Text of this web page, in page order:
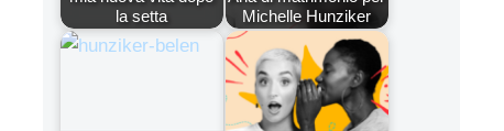
la setta
Michelle Hunziker